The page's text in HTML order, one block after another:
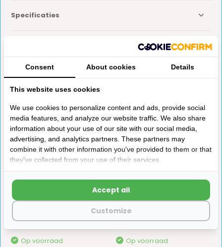
Specificaties
Delen
Anderen kochten ook
Thetford Aqua Magic
Bravura Water Module
Op voorraad
Opvouwbaar 60x38x25cm
Met de ViaMondo Organizers voorkom je rondslin...
Op voorraad
Consent About cookies Details
This website uses cookies
We use cookies to personalize content and ads, provide social
media features, and analyze our website traffic. We also share
information about your use of our site with our social media,
advertising, and analytics partners. These partners may
combine it with other information you've provided to them or that
they've collected from your use of their services.
Customize
Accept all